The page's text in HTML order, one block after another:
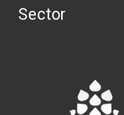
Sector